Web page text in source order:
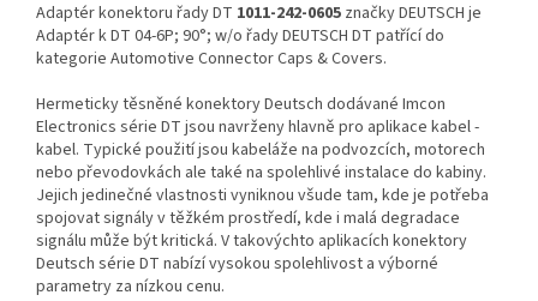
Adaptér konektoru řady DT 1011-242-0605 značky DEUTSCH je
Adaptér k DT 04-6P; 90°; w/o řady DEUTSCH DT patřící do
kategorie Automotive Connector Caps & Covers.
Hermeticky těsněné konektory Deutsch dodávané Imcon
Electronics série DT jsou navrženy hlavně pro aplikace kabel -
kabel. Typické použití jsou kabeláže na podvozcích, motorech
nebo převodovkách ale také na spolehlivé instalace do kabiny.
Jejich jedinečné vlastnosti vyniknou všude tam, kde je potřeba
spojovat signály v těžkém prostředí, kde i malá degradace
signálu může být kritická. V takovýchto aplikacích konektory
Deutsch série DT nabízí vysokou spolehlivost a výborné
parametry za nízkou cenu.